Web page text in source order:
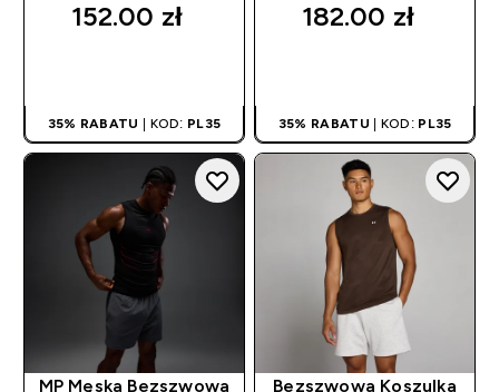
152.00 zł‎
35% RABATU | KOD: PL35
182.00 zł‎
35% RABATU | KOD: PL35
MP Męska Bezszwowa
Bezszwowa Koszulka